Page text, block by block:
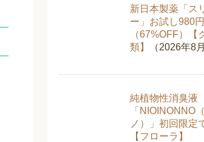
新日本製薬「ス
ー」お試し980円
（67%OFF）【
類】
（2026年8
純植物性消臭液
「NIOINONNO
ノ）」初回限定
【フローラ】